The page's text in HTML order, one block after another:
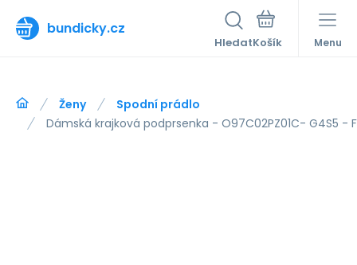
bundicky.cz
Hledat Menu
Ženy
Spodní prádlo
Dámská krajková podprsenka - O97C02PZ01C- G4S5 -